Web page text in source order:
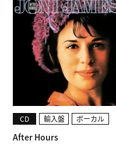
After Hours
CD 輸入盤 ボーカル